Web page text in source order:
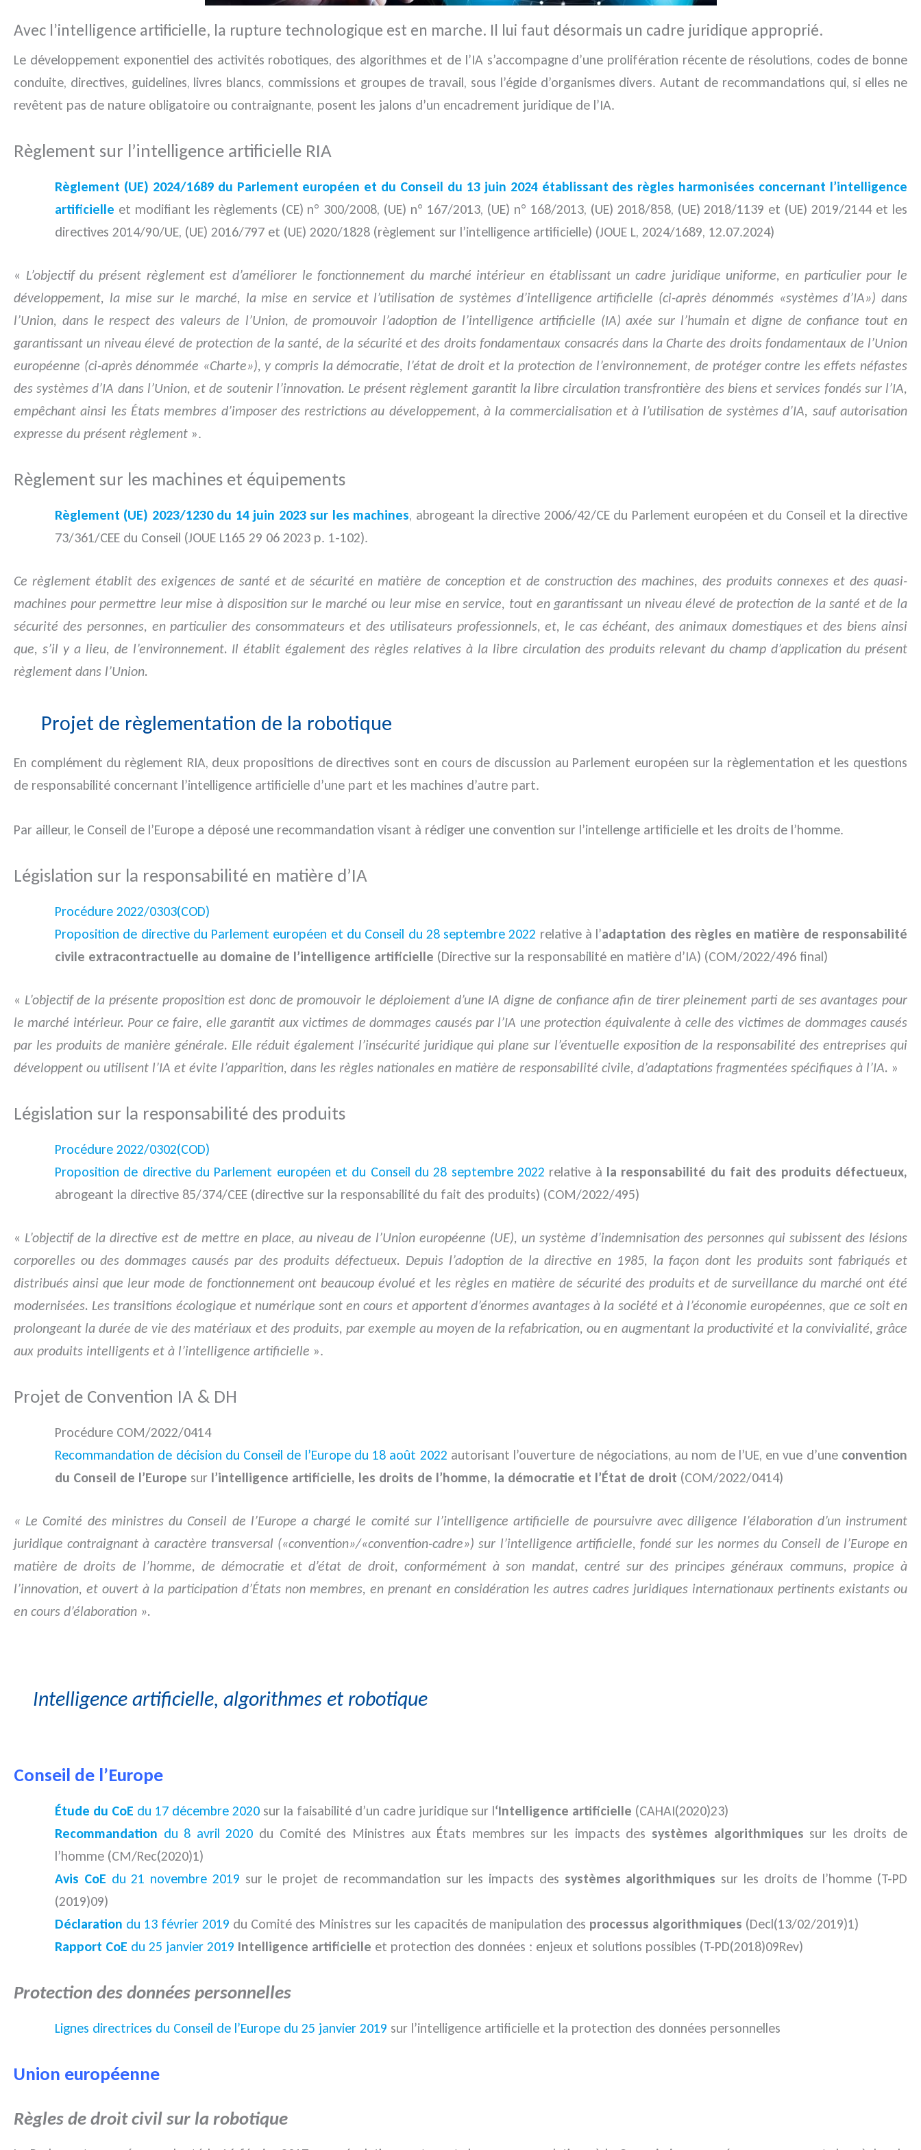
Avec l’intelligence artificielle, la rupture technologique est en marche. Il lui faut désormais un cadre juridique approprié.
Le développement exponentiel des activités robotiques, des algorithmes et de l’IA s’accompagne d’une prolifération récente de résolutions, codes de bonne
conduite, directives, guidelines, livres blancs, commissions et groupes de travail, sous l’égide d’organismes divers. Autant de recommandations qui, si elles ne
revêtent pas de nature obligatoire ou contraignante, posent les jalons d’un encadrement juridique de l’IA.
Règlement sur l’intelligence artificielle RIA
Règlement (UE) 2024/1689 du Parlement européen et du Conseil du 13 juin 2024 établissant des règles harmonisées concernant l’intelligence
artificielle et modifiant les règlements (CE) n° 300/2008, (UE) n° 167/2013, (UE) n° 168/2013, (UE) 2018/858, (UE) 2018/1139 et (UE) 2019/2144 et les
directives 2014/90/UE, (UE) 2016/797 et (UE) 2020/1828 (règlement sur l’intelligence artificielle) (JOUE L, 2024/1689, 12.07.2024)
« L’objectif du présent règlement est d’améliorer le fonctionnement du marché intérieur en établissant un cadre juridique uniforme, en particulier pour le
développement, la mise sur le marché, la mise en service et l’utilisation de systèmes d’intelligence artificielle (ci-après dénommés «systèmes d’IA») dans
l’Union, dans le respect des valeurs de l’Union, de promouvoir l’adoption de l’intelligence artificielle (IA) axée sur l’humain et digne de confiance tout en
garantissant un niveau élevé de protection de la santé, de la sécurité et des droits fondamentaux consacrés dans la Charte des droits fondamentaux de l’Union
européenne (ci-après dénommée «Charte»), y compris la démocratie, l’état de droit et la protection de l’environnement, de protéger contre les effets néfastes
des systèmes d’IA dans l’Union, et de soutenir l’innovation. Le présent règlement garantit la libre circulation transfrontière des biens et services fondés sur l’IA,
empêchant ainsi les États membres d’imposer des restrictions au développement, à la commercialisation et à l’utilisation de systèmes d’IA, sauf autorisation
expresse du présent règlement ».
Règlement sur les machines et équipements
Règlement (UE) 2023/1230 du 14 juin 2023 sur les machines, abrogeant la directive 2006/42/CE du Parlement européen et du Conseil et la directive
73/361/CEE du Conseil (JOUE L165 29 06 2023 p. 1-102).
Ce règlement établit des exigences de santé et de sécurité en matière de conception et de construction des machines, des produits connexes et des quasi-
machines pour permettre leur mise à disposition sur le marché ou leur mise en service, tout en garantissant un niveau élevé de protection de la santé et de la
sécurité des personnes, en particulier des consommateurs et des utilisateurs professionnels, et, le cas échéant, des animaux domestiques et des biens ainsi
que, s’il y a lieu, de l’environnement. Il établit également des règles relatives à la libre circulation des produits relevant du champ d’application du présent
règlement dans l’Union.
Projet de règlementation de la robotique
En complément du règlement RIA, deux propositions de directives sont en cours de discussion au Parlement européen sur la règlementation et les questions
de responsabilité concernant l’intelligence artificielle d’une part et les machines d’autre part.
Par ailleur, le Conseil de l’Europe a déposé une recommandation visant à rédiger une convention sur l’intellenge artificielle et les droits de l’homme.
Législation sur la responsabilité en matière d’IA
Procédure 2022/0303(COD)
Proposition de directive du Parlement européen et du Conseil du 28 septembre 2022 relative à l’adaptation des règles en matière de responsabilité
civile extracontractuelle au domaine de l’intelligence artificielle (Directive sur la responsabilité en matière d’IA) (COM/2022/496 final)
« L’objectif de la présente proposition est donc de promouvoir le déploiement d’une IA digne de confiance afin de tirer pleinement parti de ses avantages pour
le marché intérieur. Pour ce faire, elle garantit aux victimes de dommages causés par l’IA une protection équivalente à celle des victimes de dommages causés
par les produits de manière générale. Elle réduit également l’insécurité juridique qui plane sur l’éventuelle exposition de la responsabilité des entreprises qui
développent ou utilisent l’IA et évite l’apparition, dans les règles nationales en matière de responsabilité civile, d’adaptations fragmentées spécifiques à l’IA. »
Législation sur la responsabilité des produits
Procédure 2022/0302(COD)
Proposition de directive du Parlement européen et du Conseil du 28 septembre 2022 relative à la responsabilité du fait des produits défectueux,
abrogeant la directive 85/374/CEE (directive sur la responsabilité du fait des produits) (COM/2022/495)
« L’objectif de la directive est de mettre en place, au niveau de l’Union européenne (UE), un système d’indemnisation des personnes qui subissent des lésions
corporelles ou des dommages causés par des produits défectueux. Depuis l’adoption de la directive en 1985, la façon dont les produits sont fabriqués et
distribués ainsi que leur mode de fonctionnement ont beaucoup évolué et les règles en matière de sécurité des produits et de surveillance du marché ont été
modernisées. Les transitions écologique et numérique sont en cours et apportent d’énormes avantages à la société et à l’économie européennes, que ce soit en
prolongeant la durée de vie des matériaux et des produits, par exemple au moyen de la refabrication, ou en augmentant la productivité et la convivialité, grâce
aux produits intelligents et à l’intelligence artificielle ».
Projet de Convention IA & DH
Procédure COM/2022/0414
Recommandation de décision du Conseil de l’Europe du 18 août 2022 autorisant l’ouverture de négociations, au nom de l’UE, en vue d’une convention
du Conseil de l’Europe sur l’intelligence artificielle, les droits de l’homme, la démocratie et l’État de droit (COM/2022/0414)
« Le Comité des ministres du Conseil de l’Europe a chargé le comité sur l’intelligence artificielle de poursuivre avec diligence l’élaboration d’un instrument
juridique contraignant à caractère transversal («convention»/«convention-cadre») sur l’intelligence artificielle, fondé sur les normes du Conseil de l’Europe en
matière de droits de l’homme, de démocratie et d’état de droit, conformément à son mandat, centré sur des principes généraux communs, propice à
l’innovation, et ouvert à la participation d’États non membres, en prenant en considération les autres cadres juridiques internationaux pertinents existants ou
en cours d’élaboration ».
Intelligence artificielle, algorithmes et robotique
Conseil de l’Europe
Étude du CoE du 17 décembre 2020 sur la faisabilité d’un cadre juridique sur l‘Intelligence artificielle (CAHAI(2020)23)
Recommandation du 8 avril 2020 du Comité des Ministres aux États membres sur les impacts des systèmes algorithmiques sur les droits de
l’homme (CM/Rec(2020)1)
Avis CoE du 21 novembre 2019 sur le projet de recommandation sur les impacts des systèmes algorithmiques sur les droits de l’homme (T-PD
(2019)09)
Déclaration du 13 février 2019 du Comité des Ministres sur les capacités de manipulation des processus algorithmiques (Decl(13/02/2019)1)
Rapport CoE du 25 janvier 2019 Intelligence artificielle et protection des données : enjeux et solutions possibles (T-PD(2018)09Rev)
Protection des données personnelles
Lignes directrices du Conseil de l’Europe du 25 janvier 2019 sur l’intelligence artificielle et la protection des données personnelles
Union européenne
Règles de droit civil sur la robotique